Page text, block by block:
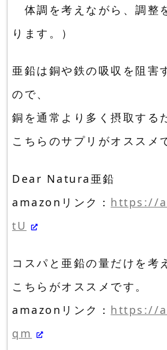
体調を考えながら、調整
ります。）
亜鉛は銅や鉄の吸収を阻害
ので、
銅を通常より多く摂取する
こちらのサプリがオススメ
Dear Natura亜鉛
amazonリンク： https://
tU
コスパと亜鉛の量だけを考
こちらがオススメです。
amazonリンク： https://
qm